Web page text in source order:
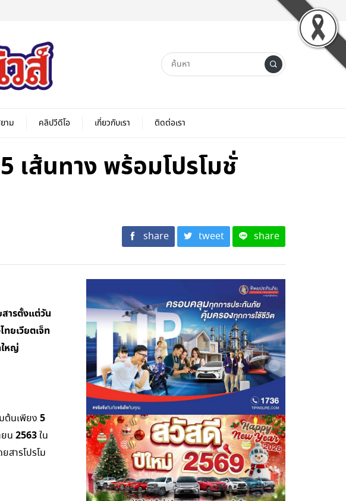
าม คลิปวีดีโอ เกี่ยวกับเรา ติดต่อเรา
เส้นทาง พร้อมโปรโมชั่
share tweet share
สารตั้งแต่วัน
ยเวียตเจ็ท
ใหญ่
ต้นเพียง 5
น 2563ใน
สารโปรโม